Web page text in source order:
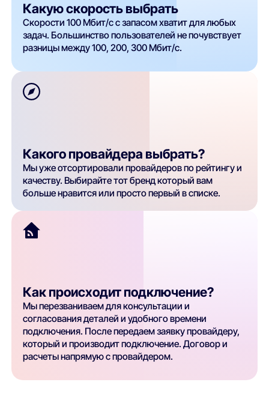
Какую скорость выбрать
Скорости 100 Мбит/с с запасом хватит для любых
задач. Большинство пользователей не почувствует
разницы между 100, 200, 300 Мбит/с.
Какого провайдера выбрать?
Мы уже отсортировали провайдеров по рейтингу и
качеству. Выбирайте тот бренд который вам
больше нравится или просто первый в списке.
Как происходит подключение?
Мы перезваниваем для консультации и
согласования деталей и удобного времени
подключения. После передаем заявку провайдеру,
который и производит подключение. Договор и
расчеты напрямую с провайдером.